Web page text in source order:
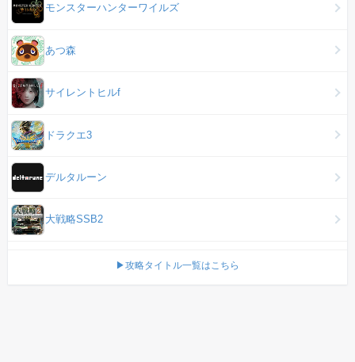
モンスターハンターワイルズ
あつ森
サイレントヒルf
ドラクエ3
デルタルーン
大戦略SSB2
▶攻略タイトル一覧はこちら